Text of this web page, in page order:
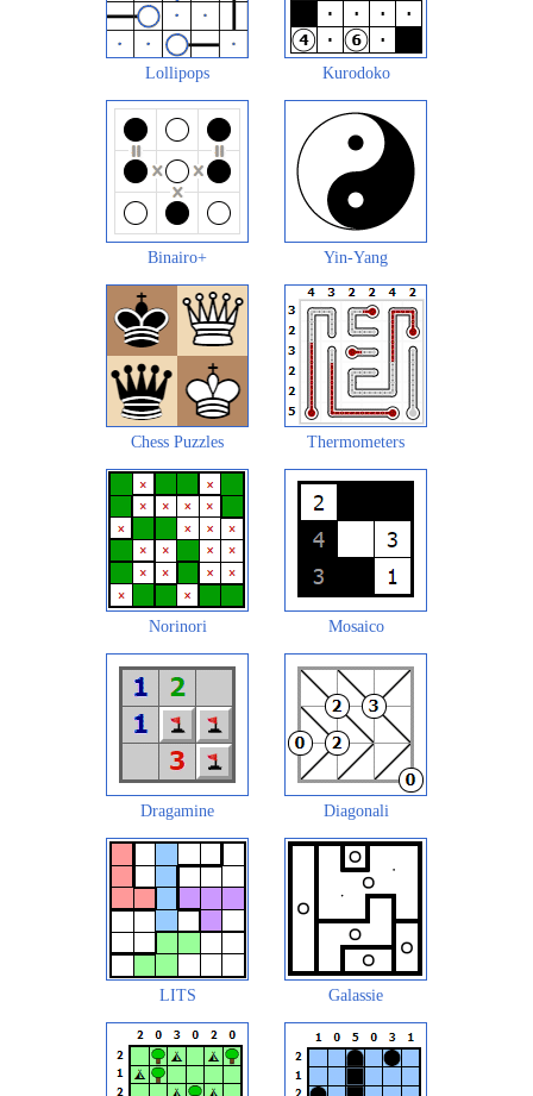
Lollipops Kurodoko
Binairo+ Yin-Yang
Chess Puzzles Thermometers
Norinori Mosaico
Dragamine Diagonali
LITS Galassie